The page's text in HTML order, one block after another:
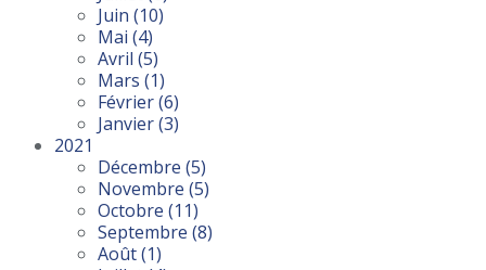
Juin (10)
Mai (4)
Avril (5)
Mars (1)
Février(6)
Janvier(3)
2021
Décembre (5)
Novembre (5)
Octobre (11)
Septembre (8)
Août(1)